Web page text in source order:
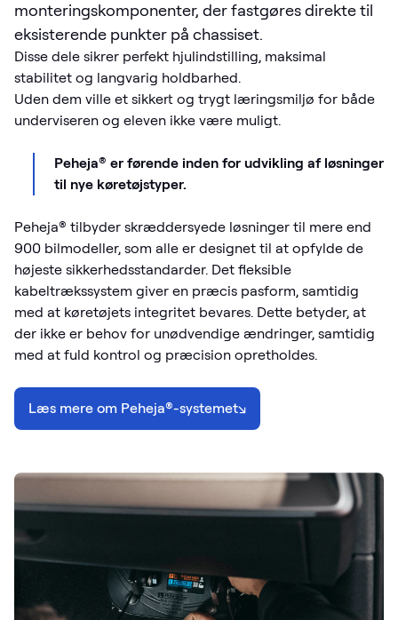
monteringskomponenter, der fastgøres direkte til
eksisterende punkter på chassiset.
Disse dele sikrer perfekt hjulindstilling, maksimal
stabilitet og langvarig holdbarhed.
Uden dem ville et sikkert og trygt læringsmiljø for både
underviseren og eleven ikke være muligt.
Peheja® er førende inden for udvikling af løsninger
til nye køretøjstyper.
Peheja® tilbyder skræddersyede løsninger til mere end
900 bilmodeller, som alle er designet til at opfylde de
højeste sikkerhedsstandarder. Det fleksible
kabeltrækssystem giver en præcis pasform, samtidig
med at køretøjets integritet bevares. Dette betyder, at
der ikke er behov for unødvendige ændringer, samtidig
med at fuld kontrol og præcision opretholdes.
Læs mere om Peheja®-systemet↘